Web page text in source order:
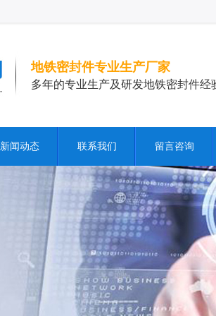
地铁密封件专业生产厂家
多年的专业生产及研发地铁密封件经
新闻动态 联系我们 留言咨询